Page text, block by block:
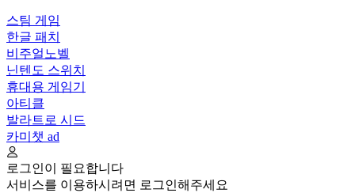
스팀 게임
한글 패치
비주얼노벨
닌텐도 스위치
휴대용 게임기
아티클
발라트로 시드
카미챗 ad
로그인이 필요합니다
서비스를 이용하시려면 로그인해주세요